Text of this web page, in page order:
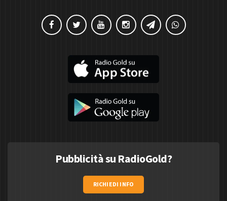
Pubblicità su RadioGold?
RICHIEDI INFO